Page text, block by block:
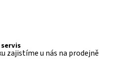
zajistíme u nás na prodejně